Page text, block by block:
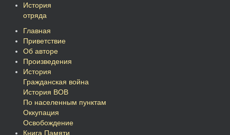
История
отряда
Главная
Приветствие
Об авторе
Произведения
История
Гражданская война
История ВОВ
По населенным пунктам
Оккупация
Освобождение
Книга Памяти